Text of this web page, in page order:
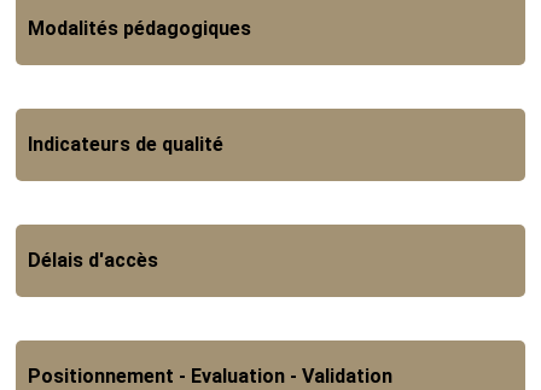
Modalités pédagogiques
Indicateurs de qualité
Délais d'accès
Positionnement - Evaluation - Validation